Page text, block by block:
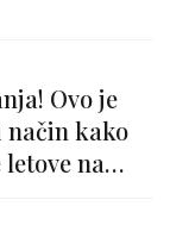
Ovo je
kako
na